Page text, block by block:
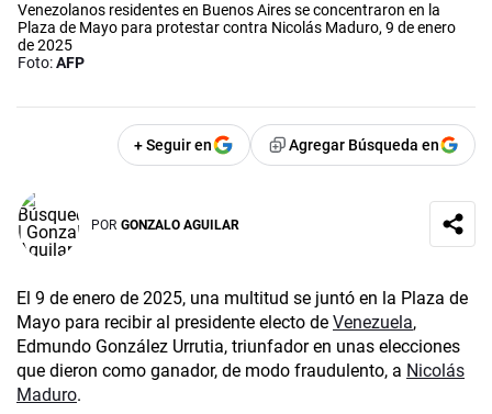
Venezolanos residentes en Buenos Aires se concentraron en la
Plaza de Mayo para protestar contra Nicolás Maduro, 9 de enero
de 2025
Foto:AFP
+ Seguir en Agregar Búsqueda en
POR GONZALO AGUILAR
El 9 de enero de 2025, una multitud se juntó en la Plaza de
Mayo para recibir al presidente electo de Venezuela,
Edmundo González Urrutia, triunfador en unas elecciones
que dieron como ganador, de modo fraudulento, a Nicolás
Maduro.